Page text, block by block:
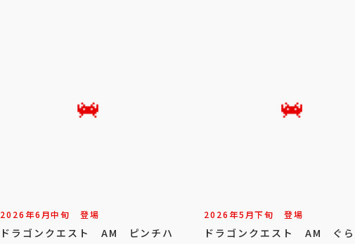
2026年6月中旬 登場
ドラゴンクエスト AM ピンチハ
2026年5月下旬 登場
ドラゴンクエスト AM ぐ